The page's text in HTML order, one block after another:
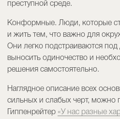
преступной среде.
Конформные. Люди, которые
и жить тем, что важно для
Они легко подстраиваются под
выносить одиночество и
решения самостоятельно.
Наглядное описание всех
сильных и слабых черт, можно
Гиппенрейтер «У нас разные